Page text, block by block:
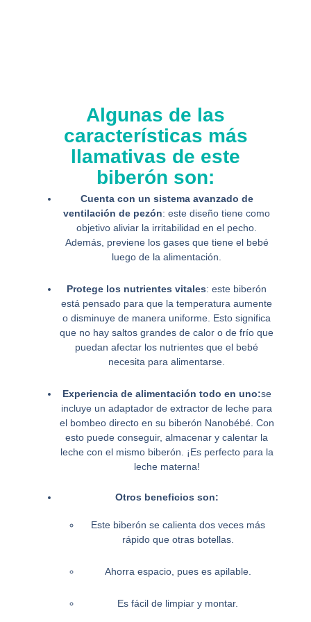
Algunas de las
características más
llamativas de este
biberón son:
Cuenta con un sistema avanzado de
ventilación de pezón: este diseño tiene como
objetivo aliviar la irritabilidad en el pecho.
Además, previene los gases que tiene el bebé
luego de la alimentación.
Protege los nutrientes vitales: este biberón
está pensado para que la temperatura aumente
o disminuye de manera uniforme. Esto significa
que no hay saltos grandes de calor o de frío que
puedan afectar los nutrientes que el bebé
necesita para alimentarse.
Experiencia de alimentación todo en uno:se
incluye un adaptador de extractor de leche para
el bombeo directo en su biberón Nanobébé. Con
esto puede conseguir, almacenar y calentar la
leche con el mismo biberón. ¡Es perfecto para la
leche materna!
Otros beneficios son:
Este biberón se calienta dos veces más
rápido que otras botellas.
Ahorra espacio, pues es apilable.
Es fácil de limpiar y montar.